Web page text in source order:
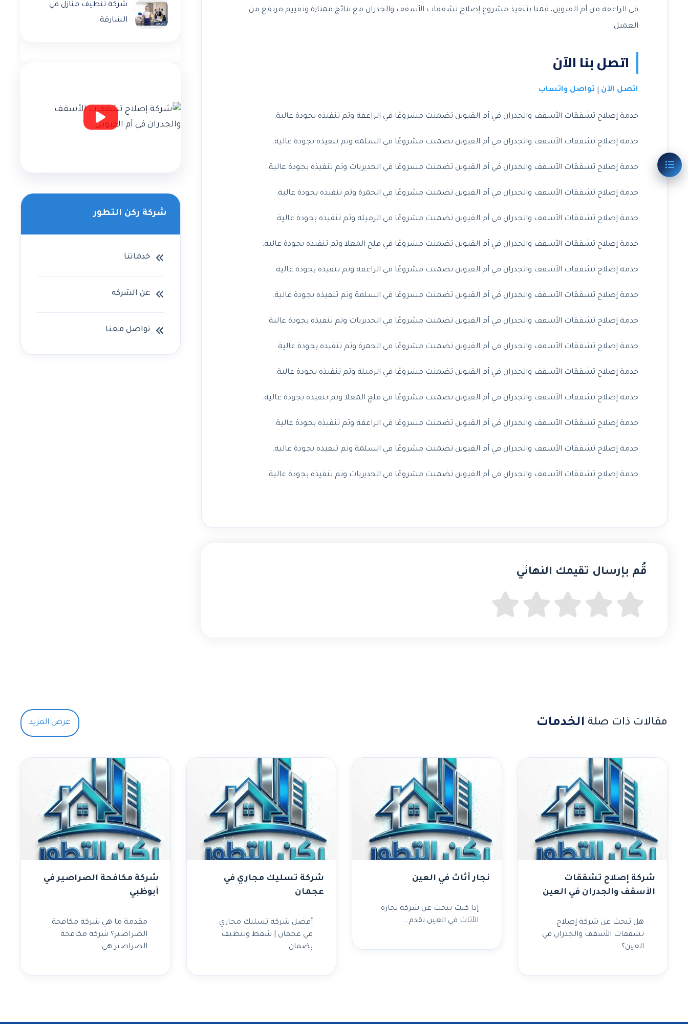
في الراعفة من أم القيوين، قمنا بتنفيذ مشروع إصلاح تشققات الأسقف والجدران مع نتائج ممتازة وتقييم مرتفع من
العميل.
اتصل بنا الآن
اتصل الآن تواصل واتساب
خدمة إصلاح تشققات الأسقف والجدران في أم القيوين تضمنت مشروعًا في الراعفة وتم تنفيذه بجودة عالية.
خدمة إصلاح تشققات الأسقف والجدران في أم القيوين تضمنت مشروعًا في السلمة وتم تنفيذه بجودة عالية.
خدمة إصلاح تشققات الأسقف والجدران في أم القيوين تضمنت مشروعًا في الحديريات وتم تنفيذه بجودة عالية.
خدمة إصلاح تشققات الأسقف والجدران في أم القيوين تضمنت مشروعًا في الحمرة وتم تنفيذه بجودة عالية.
خدمة إصلاح تشققات الأسقف والجدران في أم القيوين تضمنت مشروعًا في الرميلة وتم تنفيذه بجودة عالية.
خدمة إصلاح تشققات الأسقف والجدران في أم القيوين تضمنت مشروعًا في فلج المعلا وتم تنفيذه بجودة عالية.
خدمة إصلاح تشققات الأسقف والجدران في أم القيوين تضمنت مشروعًا في الراعفة وتم تنفيذه بجودة عالية.
خدمة إصلاح تشققات الأسقف والجدران في أم القيوين تضمنت مشروعًا في السلمة وتم تنفيذه بجودة عالية.
خدمة إصلاح تشققات الأسقف والجدران في أم القيوين تضمنت مشروعًا في الحديريات وتم تنفيذه بجودة عالية.
خدمة إصلاح تشققات الأسقف والجدران في أم القيوين تضمنت مشروعًا في الحمرة وتم تنفيذه بجودة عالية.
خدمة إصلاح تشققات الأسقف والجدران في أم القيوين تضمنت مشروعًا في الرميلة وتم تنفيذه بجودة عالية.
خدمة إصلاح تشققات الأسقف والجدران في أم القيوين تضمنت مشروعًا في فلج المعلا وتم تنفيذه بجودة عالية.
خدمة إصلاح تشققات الأسقف والجدران في أم القيوين تضمنت مشروعًا في الراعفة وتم تنفيذه بجودة عالية.
خدمة إصلاح تشققات الأسقف والجدران في أم القيوين تضمنت مشروعًا في السلمة وتم تنفيذه بجودة عالية.
خدمة إصلاح تشققات الأسقف والجدران في أم القيوين تضمنت مشروعًا في الحديريات وتم تنفيذه بجودة عالية.
قُم بإرسال تقيمك النهائي
شركة تنظيف منازل في
الشارقة
شركة ركن التطور
خدماتنا
عن الشركه
تواصل معنا
مقالات ذات صلة الخدمات عرض المزيد
شركة إصلاح تشققات
الأسقف والجدران في العين
هل تبحث عن شركة إصلاح
تشققات الأسقف والجدران في
العين؟…
نجار أثاث في العين
إذا كنت تبحث عن شركة نجارة
الأثاث في العين تقدم…
شركة تسليك مجاري في
عجمان
أفضل شركة تسليك مجاري
في عجمان | شفط وتنظيف
بضمان…
شركة مكافحة الصراصير في
أبوظبي
مقدمة ما هي شركة مكافحة
الصراصير؟ شركة مكافحة
الصراصير هي…